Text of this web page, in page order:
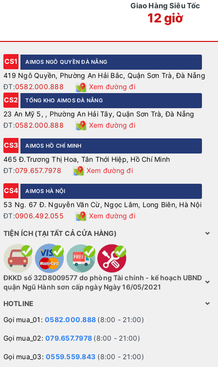
Giao Hàng Siêu Tốc
12 giờ
CS1 AIMOS NGÔ QUYỀN ĐÀ NẴNG
419 Ngô Quyền, Phường An Hải Bắc, Quận Sơn Trà, Đà Nẵng
ĐT:0582.000.888
Xem đường đi
CS2
TỔNG KHO AIMOS ĐÀ NẴNG
23 An Mỹ 5, , Phường An Hải Tây, Quận Sơn Trà, Đà Nẵng
ĐT:0582.000.888 Xem đường đi
CS3 AIMOS HỒ CHÍ MINH
465 Đ.Trương Thị Hoa, Tân Thới Hiệp, Hồ Chí Minh
ĐT:079.657.7978 Xem đường đi
CS4 AIMOS HÀ NỘI
53 Ng. 67 Đ. Nguyễn Văn Cừ, Ngọc Lâm, Long Biên, Hà Nội
ĐT:0906.492.055 Xem đường đi
TIỆN ÍCH (TẠI TẤT CẢ CỬA HÀNG)
ĐKKD số 32D8009577 do phòng Tài chính - kế hoạch UBND
quận Ngũ Hành sơn cấp ngày Ngày 16/05/2021
HOTLINE
Gọi mua_01: 0582.000.888 (8:00 - 21:00)
Gọi mua_02: 079.657.7978 (8:00 - 21:00)
Gọi mua_03: 0559.559.843 (8:00 - 21:00)